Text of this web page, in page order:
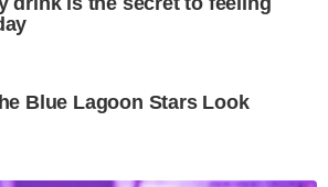
Blue Lagoon Stars Look